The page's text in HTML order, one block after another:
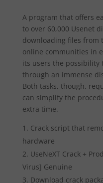
A program that offers
to over 60,000 Usenet
downloading files from
online communities in
its users the possibility
through an immense
Both tasks, though,
can simplify the
extra time.
Crack script that
hardware
UseNeXT Crack +
Virus] Genuine
Download crack